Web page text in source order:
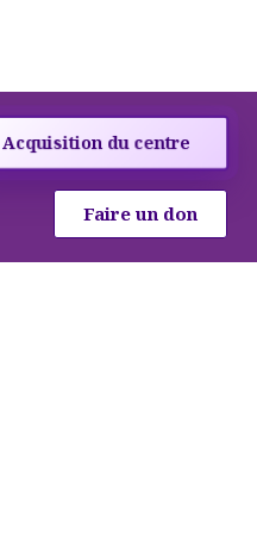
Acquisition du centre
Faire un don